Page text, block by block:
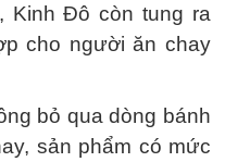
Kinh Đô còn tung ra
cho người ăn chay
bỏ qua dòng bánh
sản phẩm có mức